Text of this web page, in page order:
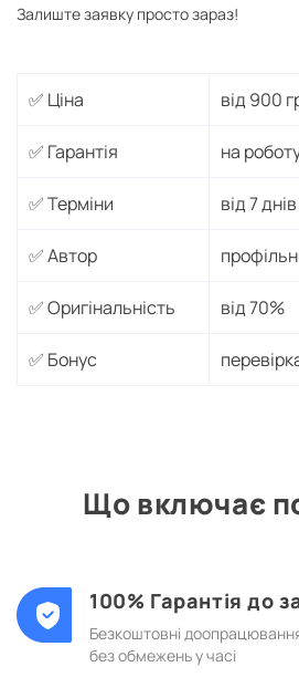
Залиште заявку просто зараз!
✅ Ціна від 900
✅ Гарантія на
✅ Терміни від 7 днів
✅ Автор
✅ Оригінальність від 70%
✅ Бонус
Що включає
100% Гарантія до
Безкоштовні доопрацювання
без обмежень у часі